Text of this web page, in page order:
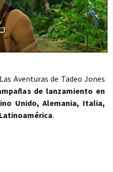
Aventuras de Tadeo Jones
de lanzamiento en
Unido, Alemania, Italia,
.